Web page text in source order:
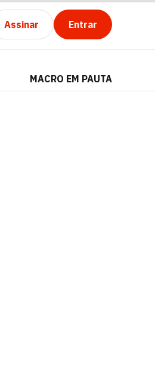
Assinar Entrar
MACRO EM PAUTA